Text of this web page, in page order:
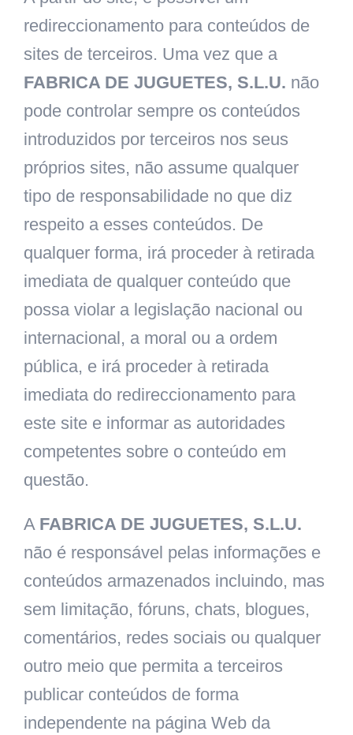
redireccionamento para conteúdos de
sites de terceiros. Uma vez que a
FABRICA DE JUGUETES, S.L.U. não
pode controlar sempre os conteúdos
introduzidos por terceiros nos seus
próprios sites, não assume qualquer
tipo de responsabilidade no que diz
respeito a esses conteúdos. De
qualquer forma, irá proceder à retirada
imediata de qualquer conteúdo que
possa violar a legislação nacional ou
internacional, a moral ou a ordem
pública, e irá proceder à retirada
imediata do redireccionamento para
este site e informar as autoridades
competentes sobre o conteúdo em
questão.
A FABRICA DE JUGUETES, S.L.U.
não é responsável pelas informações e
conteúdos armazenados incluindo, mas
sem limitação, fóruns, chats, blogues,
comentários, redes sociais ou qualquer
outro meio que permita a terceiros
publicar conteúdos de forma
independente na página Web da